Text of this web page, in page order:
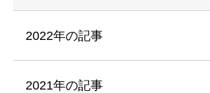
2022年の記事
2021年の記事